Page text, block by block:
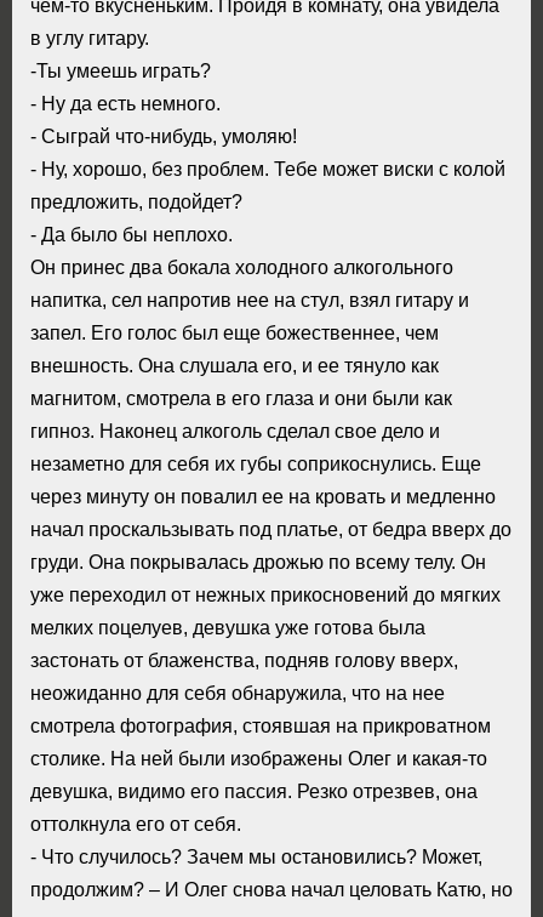
чем-то вкусненьким. Пройдя в комнату, она увидела
в углу гитару.
-Ты умеешь играть?
- Ну да есть немного.
- Сыграй что-нибудь, умоляю!
- Ну, хорошо, без проблем. Тебе может виски с колой
предложить, подойдет?
- Да было бы неплохо.
Он принес два бокала холодного алкогольного
напитка, сел напротив нее на стул, взял гитару и
запел. Его голос был еще божественнее, чем
внешность. Она слушала его, и ее тянуло как
магнитом, смотрела в его глаза и они были как
гипноз. Наконец алкоголь сделал свое дело и
незаметно для себя их губы соприкоснулись. Еще
через минуту он повалил ее на кровать и медленно
начал проскальзывать под платье, от бедра вверх до
груди. Она покрывалась дрожью по всему телу. Он
уже переходил от нежных прикосновений до мягких
мелких поцелуев, девушка уже готова была
застонать от блаженства, подняв голову вверх,
неожиданно для себя обнаружила, что на нее
смотрела фотография, стоявшая на прикроватном
столике. На ней были изображены Олег и какая-то
девушка, видимо его пассия. Резко отрезвев, она
оттолкнула его от себя.
- Что случилось? Зачем мы остановились? Может,
продолжим? – И Олег снова начал целовать Катю, но